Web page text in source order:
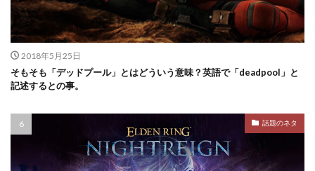
2018年5月25日
そもそも「デッドプール」とはどういう意味？英語で「deadpool」と
記述するとの事。
話題のネタ